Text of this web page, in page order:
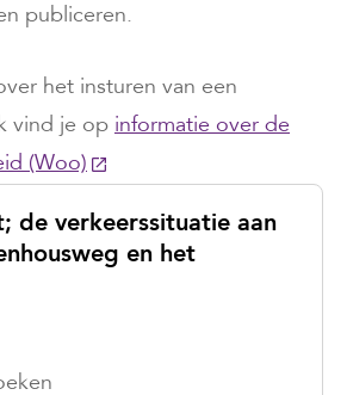
publiceren.
het insturen van een
vind je op informatie over de
(Woo) (Deze link gaat naar een
de verkeerssituatie aan
en het